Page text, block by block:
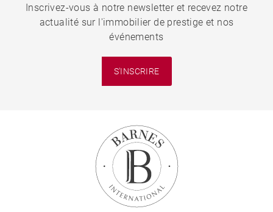
Inscrivez-vous à notre newsletter et recevez notre
actualité sur l'immobilier de prestige et nos
événements
S'INSCRIRE